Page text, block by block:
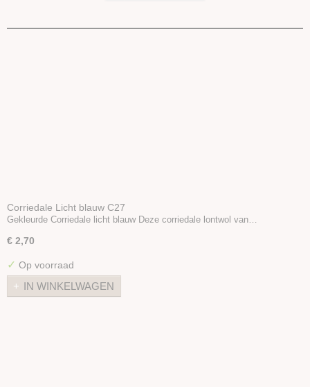
Corriedale Licht blauw C27
Gekleurde Corriedale licht blauw Deze corriedale lontwol van…
€ 2,70
✓ Op voorraad
IN WINKELWAGEN